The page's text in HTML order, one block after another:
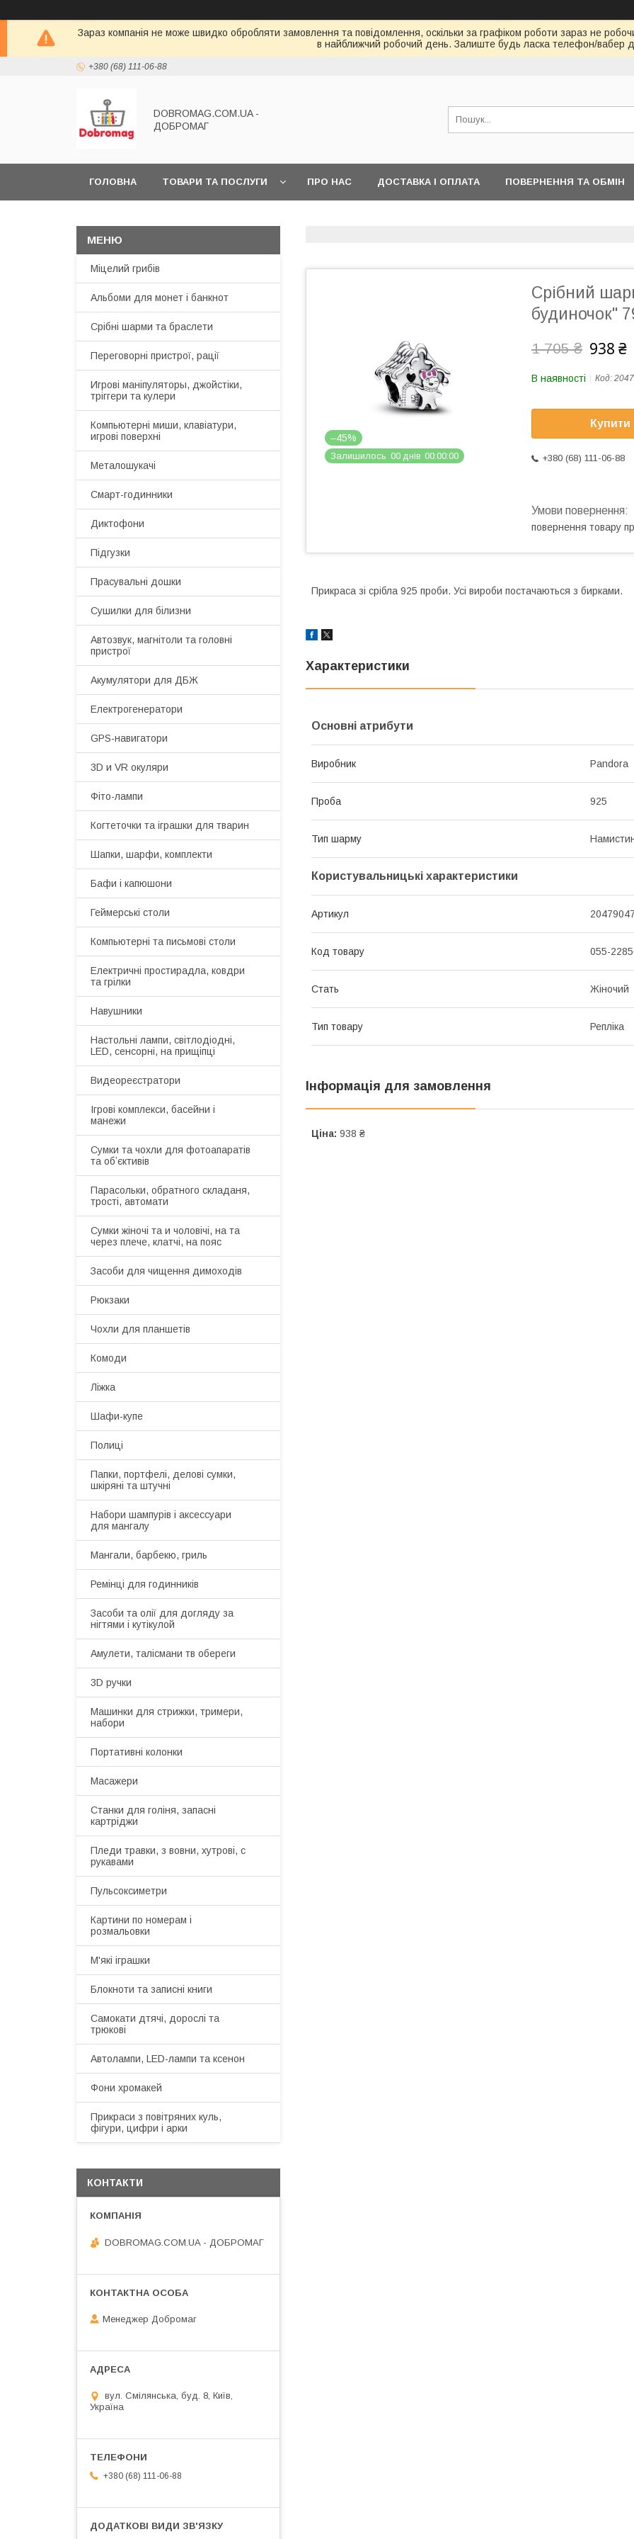
Зараз компанія не може швидко обробляти замовлення та повідомлення, оскільки за графіком роботи зараз не
в найближчий робочий день. Залиште будь ласка телефон/вабер
+380 (68) 111-06-88
DOBROMAG.COM.UA -
ДОБРОМАГ
ГОЛОВНА ТОВАРИ ТА ПОСЛУГИ ПРО НАС ДОСТАВКА І ОПЛАТА ПОВЕРНЕННЯ ТА ОБМІН
–45%
Залишилось 00 днів 00 00 00
Срібний
будиночок"
1 705 ₴ 938 ₴
В наявності Код:
Купити
+380 (68) 111-06-88
повернення товару
Прикраса зі срібла 925 проби. Усі вироби постачаються з бирками.
Характеристики
Основні атрибути
Виробник Pandora
Проба 925
Тип шарму
Користувальницькі характеристики
Артикул
Код товару 055-
Стать Жіночий
Тип товару Репліка
Інформація для замовлення
Ціна: 938 ₴
Міцелий грибів
Альбоми для монет і банкнот
Срібні шарми та браслети
Переговорні пристрої, рації
Игрові маніпуляторы, джойстіки,
тріггери та кулери
Компьютерні миши, клавіатури,
игрові поверхні
Металошукачі
Смарт-годинники
Диктофони
Підгузки
Прасувальні дошки
Сушилки для білизни
Автозвук, магнітоли та головні
пристрої
Акумулятори для ДБЖ
Електрогенератори
GPS-навигатори
3D и VR окуляри
Фіто-лампи
Когтеточки та іграшки для тварин
Шапки, шарфи, комплекти
Бафи і капюшони
Геймерські столи
Компьютерні та письмові столи
Електричні простирадла, ковдри
та грілки
Навушники
Настольні лампи, світлодіодні,
LED, сенсорні, на прищіпці
Видеореєстратори
Ігрові комплекси, басейни і
манежи
Сумки та чохли для фотоапаратів
та обʼєктивів
Парасольки, обратного складаня,
трості, автомати
Сумки жіночі та и чоловічі, на та
через плече, клатчі, на пояс
Засоби для чищення димоходів
Рюкзаки
Чохли для планшетів
Комоди
Ліжка
Шафи-купе
Полиці
Папки, портфелі, делові сумки,
шкіряні та штучні
Набори шампурів і аксессуари
для мангалу
Мангали, барбекю, гриль
Ремінці для годинників
Засоби та олії для догляду за
нігтями і кутікулой
Амулети, талісмани тв обереги
3D ручки
Машинки для стрижки, тримери,
набори
Портативні колонки
Масажери
Станки для голіня, запасні
картріджи
Пледи травки, з вовни, хутрові, с
рукавами
Пульсоксиметри
Картини по номерам і
розмальовки
М'які іграшки
Блокноти та записні книги
Самокати дтячі, дорослі та
трюкові
Автолампи, LED-лампи та ксенон
Фони хромакей
Прикраси з повітряних куль,
фігури, цифри і арки
КОНТАКТИ
DOBROMAG.COM.UA - ДОБРОМАГ
Менеджер Добромаг
вул. Смілянська, буд. 8, Київ,
Україна
+380 (68) 111-06-88